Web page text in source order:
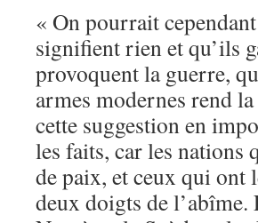
« On pourrait
signifient rien et qu’ils
provoquent la guerre,
armes modernes rend
cette suggestion en
les faits, car les nations
de paix, et ceux qui ont
deux doigts de